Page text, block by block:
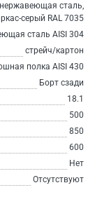
сталь,
серый RAL 7035
сталь AISI 304
стрейч/картон
полка AISI 430
Борт сзади
18.1
500
850
600
Нет
Отсутствуют